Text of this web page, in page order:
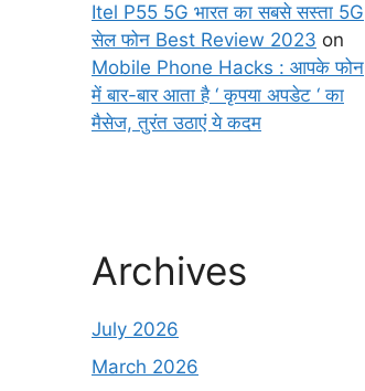
Itel P55 5G भारत का सबसे सस्ता 5G
सेल फोन Best Review 2023 on
Mobile Phone Hacks : आपके फोन
में बार-बार आता है ‘ कृपया अपडेट ‘ का
मैसेज, तुरंत उठाएं ये कदम
Archives
July 2026
March 2026